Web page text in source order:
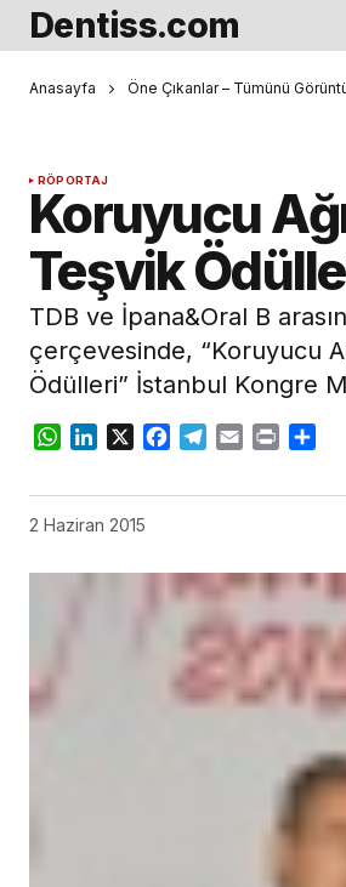
Dentiss.com
Anasayfa Öne Çıkanlar – Tümünü
RÖPORTAJ
Koruyucu
Teşvik
TDB ve İpana&Oral B
çerçevesinde, “Koruyucu
Ödülleri” İstanbul Kongre
WhatsApp
LinkedIn
X Facebook
Telegram
Email Print
2 Haziran 2015